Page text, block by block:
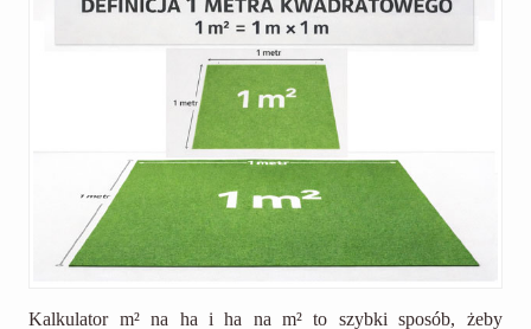
Kalkulator m² na ha i ha na m² to szybki sposób, żeby